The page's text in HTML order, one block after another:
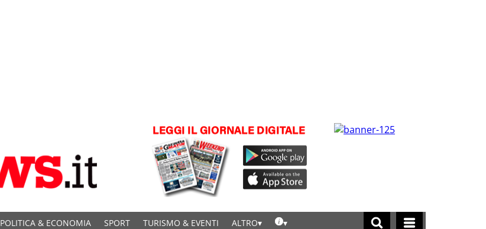
POLITICA & ECONOMIA SPORT TURISMO & EVENTI ALTRO